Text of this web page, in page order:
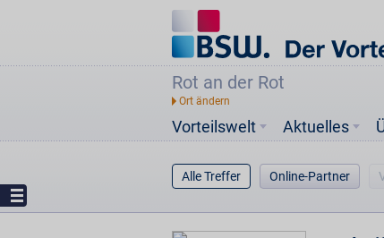
Rot an der Rot
Vorteilswelt Aktuelles
Alle Treffer Online-Partner